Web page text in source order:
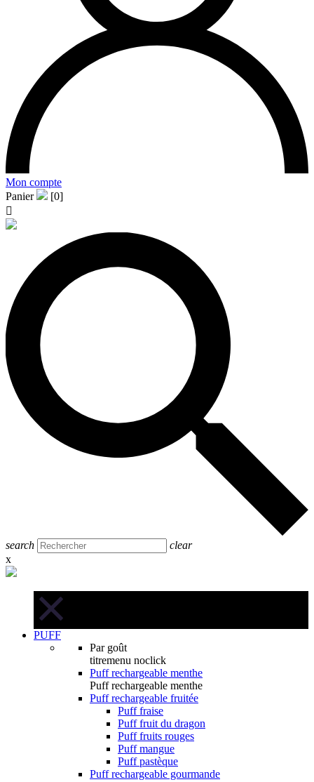
Mon compte
Panier
[0]

search
clear
x
PUFF
Par goût
titremenu noclick
Puff rechargeable menthe
Puff rechargeable menthe
Puff rechargeable fruitée
Puff fraise
Puff fruit du dragon
Puff fruits rouges
Puff mangue
Puff pastèque
Puff rechargeable gourmande